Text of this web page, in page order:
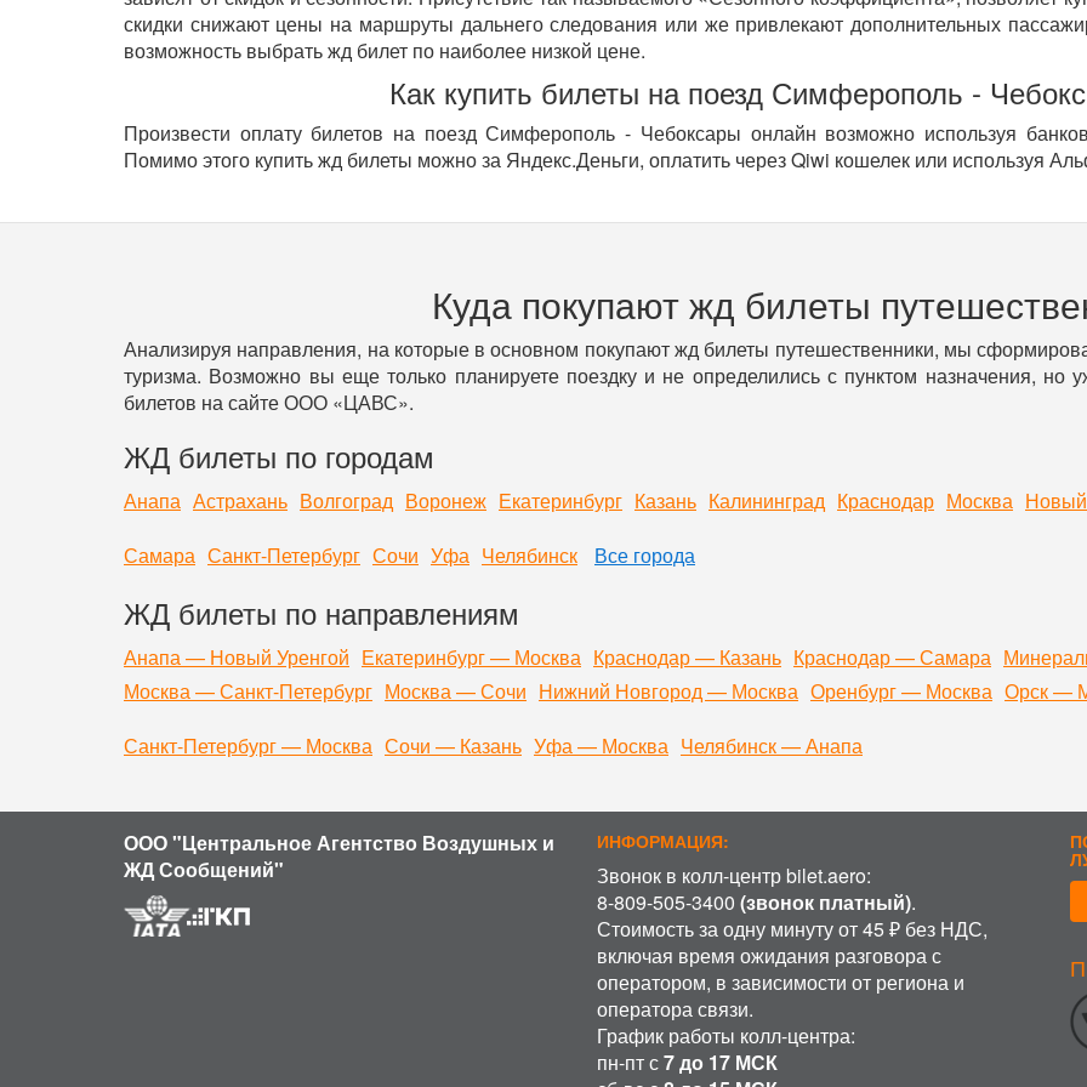
скидки снижают цены на маршруты дальнего следования или же привлекают дополнительных
возможность выбрать жд билет по наиболее низкой цене.
Как купить билеты на поезд Симферополь -
Произвести оплату билетов на поезд Симферополь - Чебоксары онлайн возможно используя
Помимо этого купить жд билеты можно за Яндекс.Деньги, оплатить через Qiwi кошелек или используя
Куда покупают жд билеты
Анализируя направления, на которые в основном покупают жд билеты путешественники, мы
туризма. Возможно вы еще только планируете поездку и не определились с пунктом назначения, но
билетов на сайте ООО «ЦАВС».
ЖД билеты по городам
Анапа Астрахань Волгоград Воронеж Екатеринбург Казань Калининград Краснодар Москва
Самара Санкт-Петербург Сочи Уфа Челябинск Все города
ЖД билеты по направлениям
Анапа — Новый Уренгой Екатеринбург — Москва Краснодар — Казань Краснодар — Самара
Москва — Санкт-Петербург Москва — Сочи Нижний Новгород — Москва Оренбург — Москва Орск —
Санкт-Петербург — Москва Сочи — Казань Уфа — Москва Челябинск — Анапа
ООО "Центральное Агентство Воздушных и
ЖД Сообщений"
ИНФОРМАЦИЯ:
Звонок в колл-центр bilet.aero:
8-809-505-3400 (звонок платный).
Стоимость за одну минуту от 45 ₽ без НДС,
включая время ожидания разговора с
оператором, в зависимости от региона и
оператора связи.
График работы колл-центра:
пн-пт с7 до 17 МСК
ИСПОЛЬЗОВАНИЕ COOKIE
Продолжая использовать наш сайт, вы даете согласие на обработку файлов cookie, пользовательских данных (сведения о
устройства и разрешение его экрана; источник откуда пришел на сайт пользователь; с какого сайта или по какой рекламе;
кнопки нажимает пользователь; ip-адрес) в целях функционирования сайта, проведения ретаргетинга и проведения